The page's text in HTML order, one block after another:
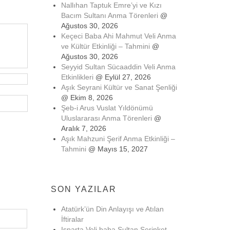
Nallıhan Taptuk Emre’yi ve Kızı
Bacım Sultanı Anma Törenleri @
Ağustos 30, 2026
Keçeci Baba Ahi Mahmut Veli Anma
ve Kültür Etkinliği – Tahmini @
Ağustos 30, 2026
Seyyid Sultan Sücaaddin Veli Anma
Etkinlikleri @ Eylül 27, 2026
Aşık Seyrani Kültür ve Sanat Şenliği
@ Ekim 8, 2026
Şeb-i Arus Vuslat Yıldönümü
Uluslararası Anma Törenleri @
Aralık 7, 2026
Aşık Mahzuni Şerif Anma Etkinliği –
Tahmini @ Mayıs 15, 2027
SON YAZILAR
Atatürk’ün Din Anlayışı ve Atılan
İftiralar